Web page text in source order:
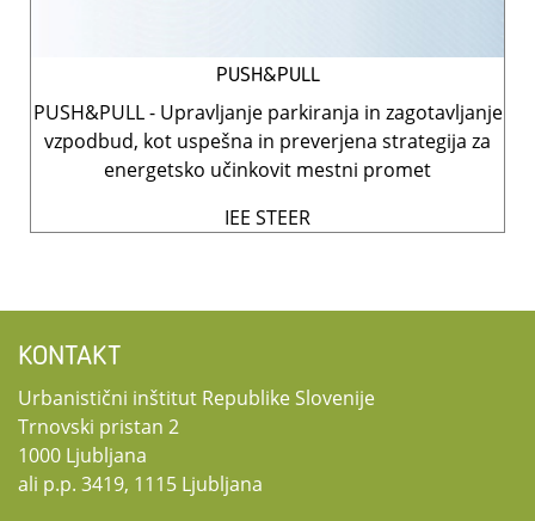
PUSH&PULL
PUSH&PULL - Upravljanje parkiranja in zagotavljanje
vzpodbud, kot uspešna in preverjena strategija za
energetsko učinkovit mestni promet
IEE STEER
KONTAKT
Urbanistični inštitut Republike Slovenije
Trnovski pristan 2
1000 Ljubljana
ali p.p. 3419, 1115 Ljubljana